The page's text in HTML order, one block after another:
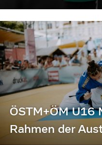
ÖSTM+ÖM U16
Rahmen der